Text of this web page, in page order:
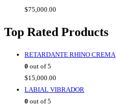
$75,000.00
Top Rated Products
RETARDANTE RHINO CREMA
0 out of 5
$15,000.00
LABIAL VIBRADOR
0 out of 5